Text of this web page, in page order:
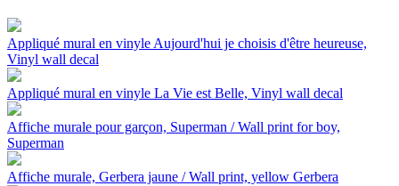
Appliqué mural en vinyle Aujourd'hui je choisis d'être heureuse,
Vinyl wall decal
Appliqué mural en vinyle La Vie est Belle, Vinyl wall decal
Affiche murale pour garçon, Superman / Wall print for boy,
Superman
Affiche murale, Gerbera jaune / Wall print, yellow Gerbera